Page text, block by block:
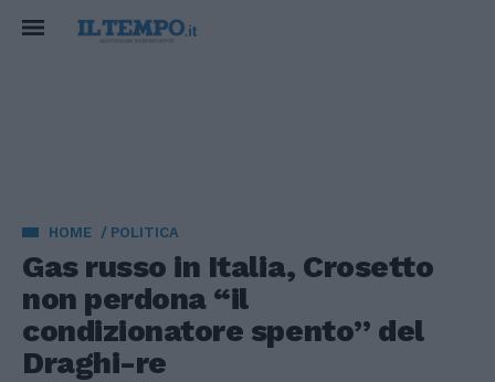
HOME POLITICA
Gas russo in Italia, Crosetto
non perdona “il
condizionatore spento” del
Draghi-re